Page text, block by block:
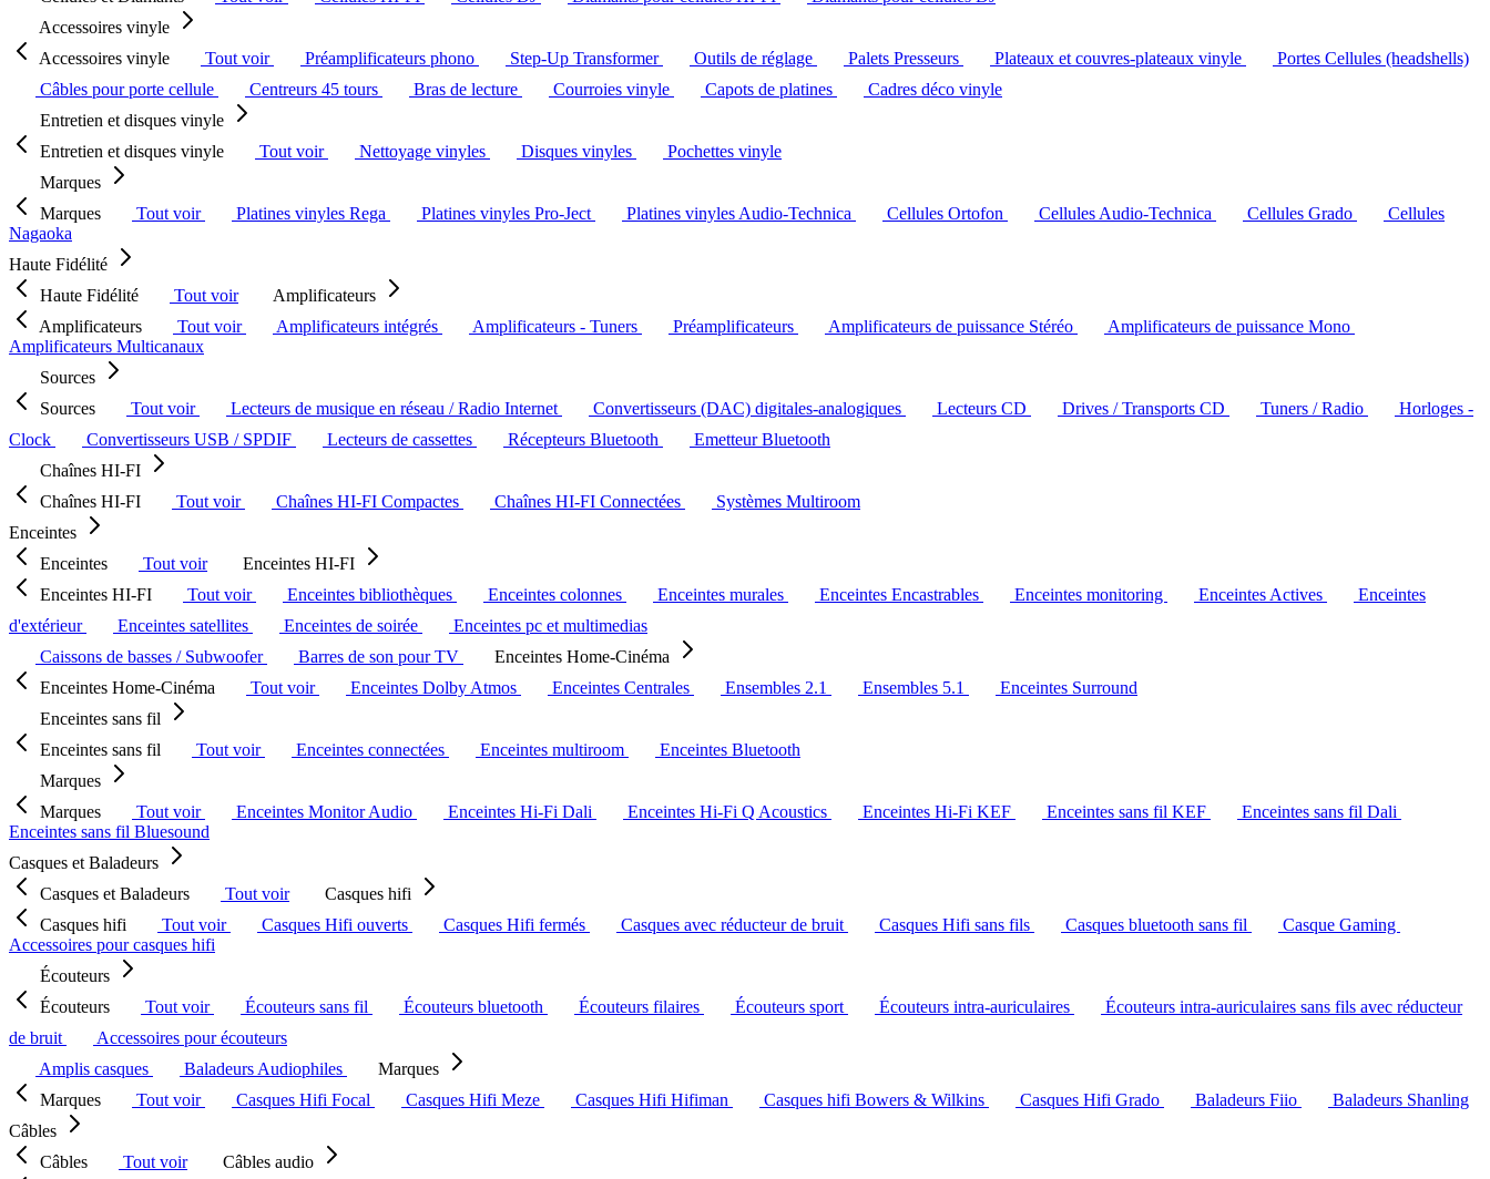
Accessoires vinyle
Accessoires vinyle
Tout voir Préamplificateurs phono Step-Up Transformer Outils de réglage Palets Presseurs Plateaux et couvres-plateaux vinyle
Portes Cellules (headshells)
Câbles pour porte cellule
Centreurs 45 tours Bras de lecture Courroies vinyle Capots de platines
Cadres déco vinyle
Entretien et disques vinyle
Entretien et disques vinyle
Tout voir Nettoyage vinyles Disques vinyles
Pochettes vinyle
Marques
Marques
Tout voir Platines vinyles Rega Platines vinyles Pro-Ject Platines vinyles Audio-Technica Cellules Ortofon Cellules Audio-Technica Cellules Grado
Cellules
Nagaoka
Haute Fidélité
Haute Fidélité
Tout voir
Amplificateurs
Amplificateurs
Tout voir Amplificateurs intégrés Amplificateurs - Tuners Préamplificateurs Amplificateurs de puissance Stéréo
Amplificateurs de puissance Mono
Amplificateurs Multicanaux
Sources
Sources
Tout voir Lecteurs de musique en réseau / Radio Internet Convertisseurs (DAC) digitales-analogiques Lecteurs CD Drives / Transports CD Tuners / Radio
Horloges -
Clock
Convertisseurs USB / SPDIF Lecteurs de cassettes Récepteurs Bluetooth
Emetteur Bluetooth
Chaînes HI-FI
Chaînes HI-FI
Tout voir Chaînes HI-FI Compactes Chaînes HI-FI Connectées
Systèmes Multiroom
Enceintes
Enceintes
Tout voir
Enceintes HI-FI
Enceintes HI-FI
Tout voir Enceintes bibliothèques Enceintes colonnes Enceintes murales Enceintes Encastrables Enceintes monitoring Enceintes Actives
Enceintes
d'extérieur
Enceintes satellites Enceintes de soirée
Enceintes pc et multimedias
Caissons de basses / Subwoofer
Barres de son pour TV
Enceintes Home-Cinéma
Enceintes Home-Cinéma
Tout voir Enceintes Dolby Atmos Enceintes Centrales Ensembles 2.1 Ensembles 5.1
Enceintes Surround
Enceintes sans fil
Enceintes sans fil
Tout voir Enceintes connectées Enceintes multiroom
Enceintes Bluetooth
Marques
Marques
Tout voir Enceintes Monitor Audio Enceintes Hi-Fi Dali Enceintes Hi-Fi Q Acoustics Enceintes Hi-Fi KEF Enceintes sans fil KEF
Enceintes sans fil Dali
Enceintes sans fil Bluesound
Casques et Baladeurs
Casques et Baladeurs
Tout voir
Casques hifi
Casques hifi
Tout voir Casques Hifi ouverts Casques Hifi fermés Casques avec réducteur de bruit Casques Hifi sans fils Casques bluetooth sans fil
Casque Gaming
Accessoires pour casques hifi
Écouteurs
Écouteurs
Tout voir Écouteurs sans fil Écouteurs bluetooth Écouteurs filaires Écouteurs sport Écouteurs intra-auriculaires
Écouteurs intra-auriculaires sans fils avec réducteur
de bruit
Accessoires pour écouteurs
Amplis casques
Baladeurs Audiophiles
Marques
Marques
Tout voir Casques Hifi Focal Casques Hifi Meze Casques Hifi Hifiman Casques hifi Bowers & Wilkins Casques Hifi Grado Baladeurs Fiio
Baladeurs Shanling
Câbles
Câbles
Tout voir
Câbles audio